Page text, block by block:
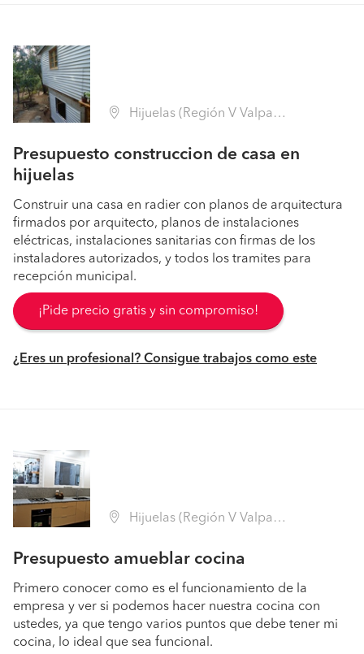
Hijuelas (Región V Valparaíso - Quillota)
Presupuesto construccion de casa en
hijuelas
Construir una casa en radier con planos de arquitectura
firmados por arquitecto, planos de instalaciones
eléctricas, instalaciones sanitarias con firmas de los
instaladores autorizados, y todos los tramites para
recepción municipal.
¡Pide precio gratis y sin compromiso!
¿Eres un profesional? Consigue trabajos como este
Hijuelas (Región V Valparaíso - Quillota)
Presupuesto amueblar cocina
Primero conocer como es el funcionamiento de la
empresa y ver si podemos hacer nuestra cocina con
ustedes, ya que tengo varios puntos que debe tener mi
cocina, lo ideal que sea funcional.